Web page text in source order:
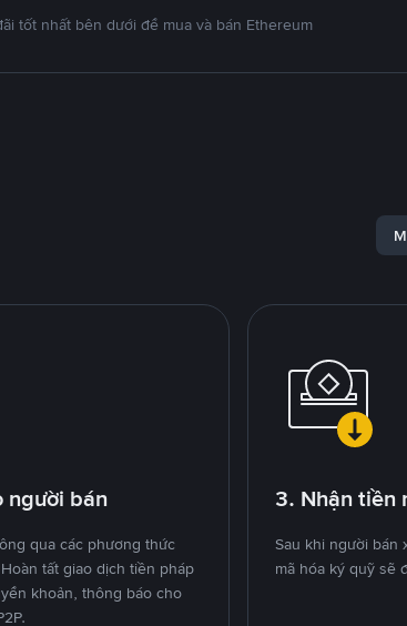
tốt nhất bên dưới để mua và bán Ethereum
người bán
qua các phương thức
tất giao dịch tiền pháp
khoản, thông báo cho
3. Nhận tiền
Sau khi người bán
mã hóa ký quỹ sẽ